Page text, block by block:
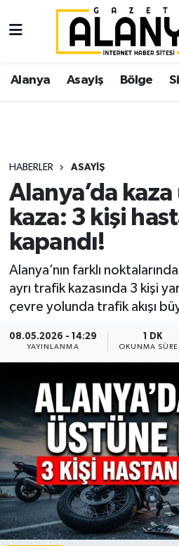
Alanya Asayiş Bölge
HABERLER ASAYIŞ
Alanya’da
kaza: 3 kişi
kapandı!
Alanya’nın farklı
ayrı trafik kazasında 3 kişi
çevre yolunda trafik akışı
08.05.2026 - 14:29
YAYINLANMA
1 DK
OKUNMA
Alanya
Asayiş
Siyaset
Spor
Ekonomi
Gazipaşa
İstanbul Nöbetçi
İstanbul Hava Durumu
Süper Lig Puan Durumu
Tüm Manşetler
Son Dakika Haberleri
Haber Arşivi